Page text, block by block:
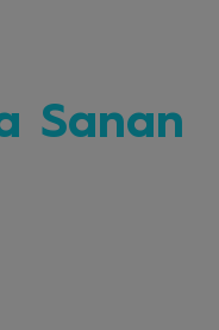
Sanan